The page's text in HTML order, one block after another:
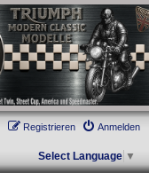
Modelle. Das Forum für
Bonneville, Thruxton,
Twin, Street Cup, America
Anmelden
Registrieren
Select Language ▼